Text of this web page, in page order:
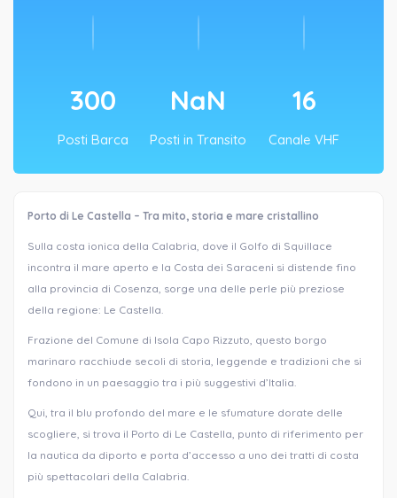
300
Posti Barca
NaN
Posti in Transito
16
Canale VHF
Porto di Le Castella – Tra mito, storia e mare cristallino
Sulla costa ionica della Calabria, dove il Golfo di Squillace
incontra il mare aperto e la Costa dei Saraceni si distende fino
alla provincia di Cosenza, sorge una delle perle più preziose
della regione: Le Castella.
Frazione del Comune di Isola Capo Rizzuto, questo borgo
marinaro racchiude secoli di storia, leggende e tradizioni che si
fondono in un paesaggio tra i più suggestivi d’Italia.
Qui, tra il blu profondo del mare e le sfumature dorate delle
scogliere, si trova il Porto di Le Castella, punto di riferimento per
la nautica da diporto e porta d’accesso a uno dei tratti di costa
più spettacolari della Calabria.